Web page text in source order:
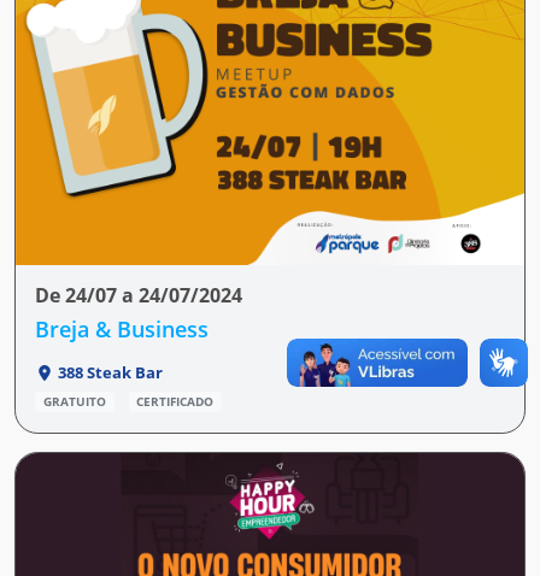
De 24/07 a 24/07/2024
Breja & Business
388 Steak Bar
GRATUITO CERTIFICADO